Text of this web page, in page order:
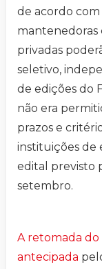
de acordo com
mantenedoras
privadas
seletivo,
de edições do
não era
prazos e
instituições de
edital previsto
setembro.
A retomada do
antecipada